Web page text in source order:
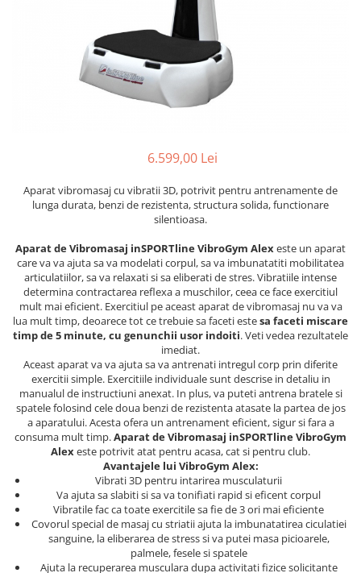
6.599,00 Lei
Aparat vibromasaj cu vibratii 3D, potrivit pentru antrenamente de
lunga durata, benzi de rezistenta, structura solida, functionare
silentioasa.
Aparat de Vibromasaj inSPORTline VibroGym Alexeste un aparat
care va va ajuta sa va modelati corpul, sa va imbunatatiti mobilitatea
articulatiilor, sa va relaxati si sa eliberati de stres. Vibratiile intense
determina contractarea reflexa a muschilor, ceea ce face exercitiul
mult mai eficient. Exercitiul pe aceast aparat de vibromasaj nu va va
lua mult timp, deoarece tot ce trebuie sa faceti estesa faceti miscare
timp de 5 minute, cu genunchii usor indoiti. Veti vedea rezultatele
imediat.
Aceast aparat va va ajuta sa va antrenati intregul corp prin diferite
exercitii simple. Exercitiile individuale sunt descrise in detaliu in
manualul de instructiuni anexat. In plus, va puteti antrena bratele si
spatele folosind cele doua benzi de rezistenta atasate la partea de jos
a aparatului. Acesta ofera un antrenament eficient, sigur si fara a
consuma mult timp.Aparat de Vibromasaj inSPORTline VibroGym
Alexeste potrivit atat pentru acasa, cat si pentru club.
Avantajele lui VibroGym Alex:
Vibrati 3D pentru intarirea musculaturii
Va ajuta sa slabiti si sa va tonifiati rapid si eficent corpul
Vibratile fac ca toate exercitile sa fie de 3 ori mai eficiente
Covorul special de masaj cu striatii ajuta la imbunatatirea ciculatiei
sanguine, la eliberarea de stress si va putei masa picioarele,
palmele, fesele si spatele
Ajuta la recuperarea musculara dupa activitati fizice solicitante